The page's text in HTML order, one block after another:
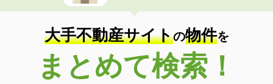
大手不動産サイトの物件を
まとめて検索！